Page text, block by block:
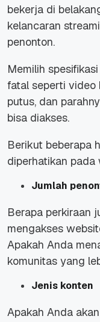
bekerja di
kelancaran
penonton.
Memilih
fatal seperti video
putus, dan
bisa diakses.
Berikut beberapa
diperhatikan
Jumlah
Berapa perkiraan
mengakses
Apakah Anda
komunitas yang
Jenis konten
Apakah Anda